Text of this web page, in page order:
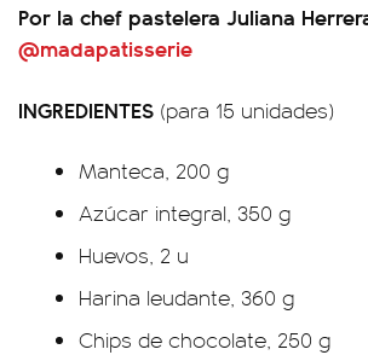
Por la chef pastelera Juliana
@madapatisserie
INGREDIENTES (para 15 unidades)
Manteca, 200 g
Azúcar integral, 350 g
Huevos, 2 u
Harina leudante, 360 g
Chips de chocolate, 250 g